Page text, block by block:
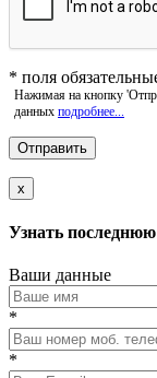
* поля
Нажимая на кнопку
данных подробнее...
x
Узнать
Ваши данные
*
*